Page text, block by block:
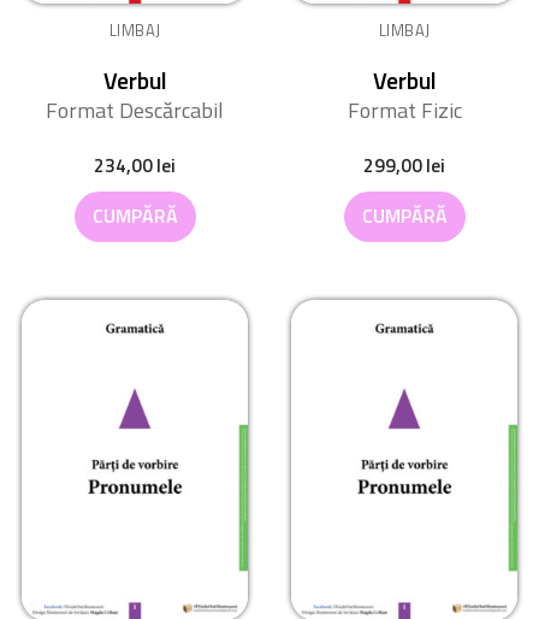
LIMBAJ
Verbul
Format Descărcabil
234,00lei
CUMPĂRĂ
LIMBAJ
Verbul
Format Fizic
299,00lei
CUMPĂRĂ